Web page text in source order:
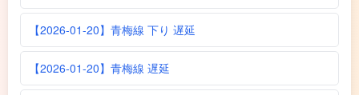
【2026-01-20】青梅線 下り 遅延
【2026-01-20】青梅線 遅延